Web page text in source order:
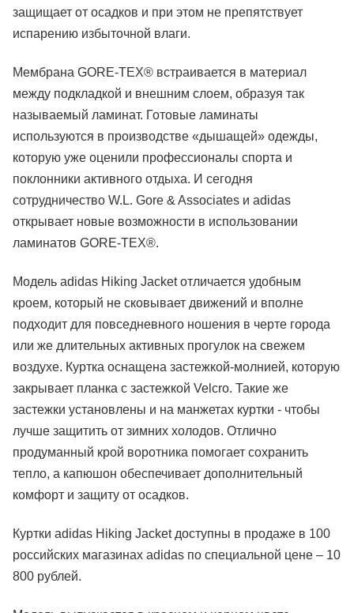
защищает от осадков и при этом не препятствует
испарению избыточной влаги.
Мембрана GORE-TEX® встраивается в материал
между подкладкой и внешним слоем, образуя так
называемый ламинат. Готовые ламинаты
используются в производстве «дышащей» одежды,
которую уже оценили профессионалы спорта и
поклонники активного отдыха. И сегодня
сотрудничество W.L. Gore & Associates и adidas
открывает новые возможности в использовании
ламинатов GORE-TEX®.
Модель adidas Hiking Jacket отличается удобным
кроем, который не сковывает движений и вполне
подходит для повседневного ношения в черте города
или же длительных активных прогулок на свежем
воздухе. Куртка оснащена застежкой-молнией, которую
закрывает планка с застежкой Velcro. Такие же
застежки установлены и на манжетах куртки - чтобы
лучше защитить от зимних холодов. Отлично
продуманный крой воротника помогает сохранить
тепло, а капюшон обеспечивает дополнительный
комфорт и защиту от осадков.
Куртки adidas Hiking Jacket доступны в продаже в 100
российских магазинах adidas по специальной цене – 10
800 рублей.